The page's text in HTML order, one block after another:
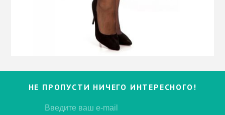
НЕ ПРОПУСТИ НИЧЕГО ИНТЕРЕСНОГО!